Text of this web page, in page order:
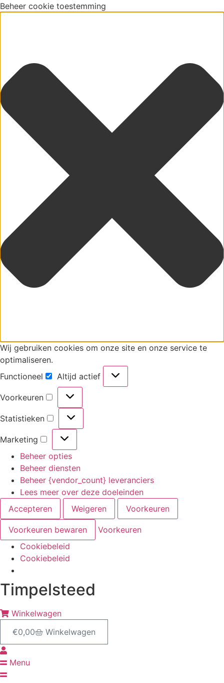
Beheer cookie toestemming
Wij gebruiken cookies om onze site en onze service te
optimaliseren.
Functioneel
Functioneel
Altijd actief
Voorkeuren
Voorkeuren
Statistieken
Statistieken
Marketing
Marketing
Beheer opties
Beheer diensten
Beheer {vendor_count} leveranciers
Lees meer over deze doeleinden
Accepteren
Weigeren Voorkeuren
Voorkeuren bewaren
Voorkeuren
Cookiebeleid
Cookiebeleid
Ga
naar
inhoud
Timpelsteed
Winkelwagen
€0,00 Winkelwagen
Menu